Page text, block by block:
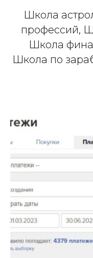
Школа
профессий,
Школа
Школа по